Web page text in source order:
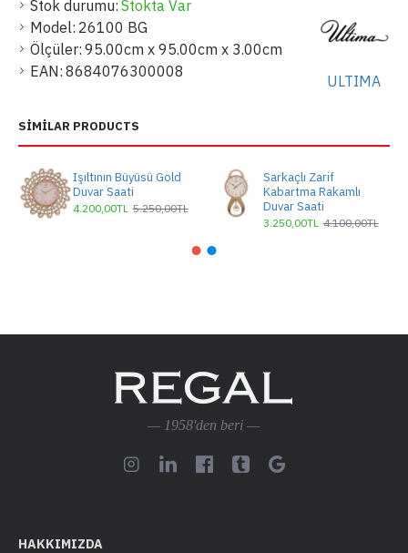
Stok durumu: Stokta Var
Model: 26100 BG
Ölçüler: 95.00cm x 95.00cm x 3.00cm
EAN: 8684076300008
ULTIMA
SIMILAR PRODUCTS
Işıltının Büyüsü Gold
Duvar Saati
4.200,00TL 5.250,00TL
Sarkaçlı Zarif
Kabartma Rakamlı
Duvar Saati
3.250,00TL 4.100,00TL
— 1958'den beri —
HAKKIMIZDA